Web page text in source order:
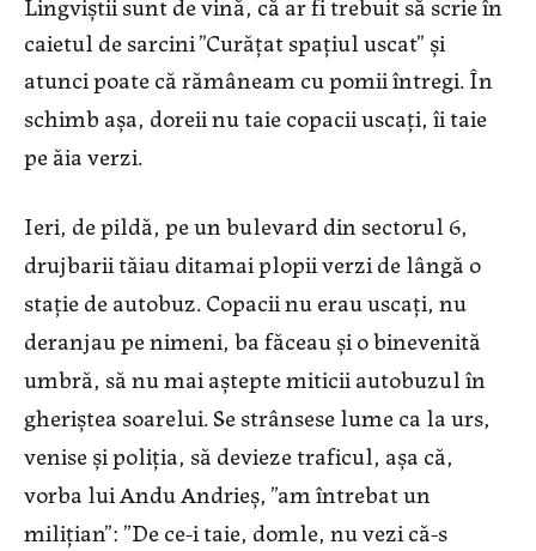
caietul de sarcini ”Curățat spațiul uscat” și
atunci poate că rămâneam cu pomii întregi. În
schimb așa, doreii nu taie copacii uscați, îi taie
pe ăia verzi.
Ieri, de pildă, pe un bulevard din sectorul 6,
drujbarii tăiau ditamai plopii verzi de lângă o
stație de autobuz. Copacii nu erau uscați, nu
deranjau pe nimeni, ba făceau și o binevenită
umbră, să nu mai aștepte miticii autobuzul în
gheriștea soarelui. Se strânsese lume ca la urs,
venise și poliția, să devieze traficul, așa că,
vorba lui Andu Andrieș, ”am întrebat un
milițian”: ”De ce-i taie, domle, nu vezi că-s